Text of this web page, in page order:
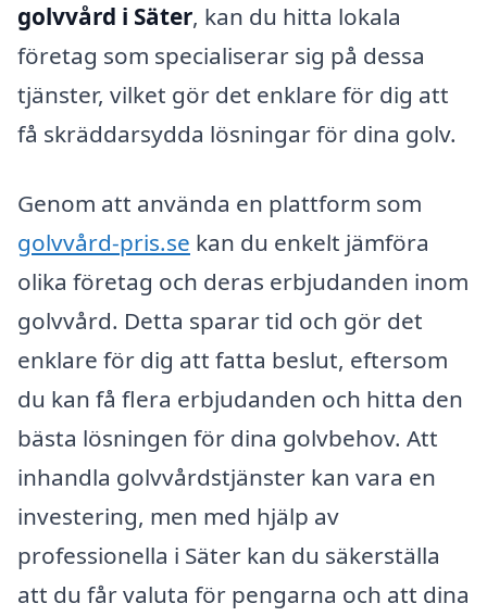
golvvård i Säter, kan du hitta lokala
företag som specialiserar sig på dessa
tjänster, vilket gör det enklare för dig att
få skräddarsydda lösningar för dina golv.
Genom att använda en plattform som
golvvård-pris.se kan du enkelt jämföra
olika företag och deras erbjudanden inom
golvvård. Detta sparar tid och gör det
enklare för dig att fatta beslut, eftersom
du kan få flera erbjudanden och hitta den
bästa lösningen för dina golvbehov. Att
inhandla golvvårdstjänster kan vara en
investering, men med hjälp av
professionella i Säter kan du säkerställa
att du får valuta för pengarna och att dina